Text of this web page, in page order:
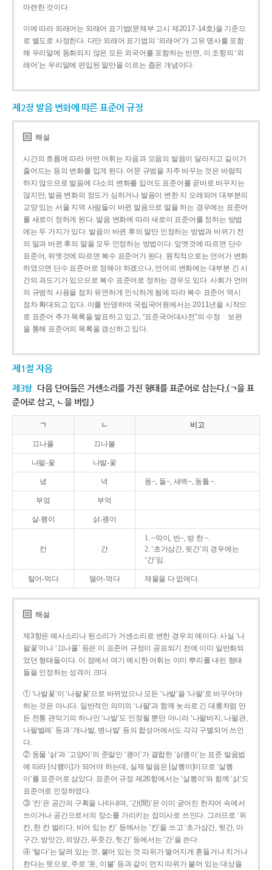
마련한 것이다.
이에 따라 외래어는 외래어 표기법(문체부 고시 제2017-14호)을 기준으
로 별도로 사정한다. 다만 외래어 표기법의 ‘외래어’가 고유 명사를 포함
해 우리말에 동화되지 않은 모든 외국어를 포함하는 반면, 이 조항의 ‘외
래어’는 우리말에 편입된 말만을 이르는 좁은 개념이다.
제2장 발음 변화에 따른 표준어 규정
해설
시간의 흐름에 따라 어떤 어휘는 자음과 모음의 발음이 달라지고 길이가
줄어드는 등의 변화를 입게 된다. 어문 규범을 자주 바꾸는 것은 바람직
하지 않으므로 발음에 다소의 변화를 입어도 표준어를 곧바로 바꾸지는
않지만, 발음 변화의 정도가 심하거나 발음이 변한 지 오래되어 대부분의
교양 있는 서울 지역 사람들이 바뀐 발음으로 말을 하는 경우에는 표준어
를 새로이 정하게 된다. 발음 변화에 따라 새로이 표준어를 정하는 방법
에는 두 가지가 있다. 발음이 바뀐 후의 말만 인정하는 방법과 바뀌기 전
의 말과 바뀐 후의 말을 모두 인정하는 방법이다. 앞엣것에 따르면 단수
표준어, 뒤엣것에 따르면 복수 표준어가 된다. 원칙적으로는 언어가 변화
하였으면 단수 표준어로 정해야 하겠으나, 언어의 변화에는 대부분 긴 시
간의 과도기가 있으므로 복수 표준어로 정하는 경우도 있다. 사회가 언어
의 규범적 사용을 점차 유연하게 인식하게 됨에 따라 복수 표준어 역시
점차 확대되고 있다. 이를 반영하여 국립국어원에서는 2011년을 시작으
로 표준어 추가 목록을 발표하고 있고, “표준국어대사전”의 수정ㆍ보완
을 통해 표준어의 목록을 갱신하고 있다.
제1절 자음
제3항 다음 단어들은 거센소리를 가진 형태를 표준어로 삼는다.(ㄱ을 표
준어로 삼고, ㄴ을 버림.)
ㄱ ㄴ 비고
끄나풀 끄나불
나팔-꽃 나발-꽃
녘 녁 동~, 들~, 새벽~, 동틀 ~.
부엌 부억
살-쾡이 삵-괭이
칸 간
1. ~막이, 빈~, 방 한 ~.
2. ‘초가삼간, 윗간’의 경우에는
‘간’임.
털어-먹다 떨어-먹다 재물을 다 없애다.
해설
제3항은 예사소리나 된소리가 거센소리로 변한 경우의 예이다. 사실 ‘나
팔꽃’이나 ‘끄나풀’ 등은 이 표준어 규정이 공표되기 전에 이미 일반화되
었던 형태들이다. 이 점에서 여기 예시한 어휘는 이미 뿌리를 내린 형태
들을 인정하는 성격이 크다.
① ‘나발꽃’이 ‘나팔꽃’으로 바뀌었으나 모든 ‘나발’을 ‘나팔’로 바꾸어야
하는 것은 아니다. 일반적인 의미의 ‘나팔’과 함께 놋쇠로 긴 대롱처럼 만
든 전통 관악기의 하나인 ‘나발’도 인정될 뿐만 아니라 ‘나팔바지, 나팔관,
나팔벌레’ 등과 ‘개나발, 병나발’ 등의 합성어에서도 각각 구별되어 쓰인
다.
② 동물 ‘삵’과 ‘고양이’의 준말인 ‘괭이’가 결합한 ‘삵괭이’는 표준 발음법
에 따라 [삭꽹이]가 되어야 하는데, 실제 발음은 [살쾡이]이므로 ‘살쾡
이’를 표준어로 삼았다. 표준어 규정 제26항에서는 ‘살쾡이’와 함께 ‘삵’도
표준어로 인정하였다.
③ ‘칸’은 공간의 구획을 나타내며, ‘간(間)’은 이미 굳어진 한자어 속에서
쓰이거나 공간으로서의 장소를 가리키는 접미사로 쓰인다. 그러므로 ‘위
칸, 한 칸 벌리다, 비어 있는 칸’ 등에서는 ‘칸’을 쓰고 ‘초가삼간, 뒷간, 마
구간, 방앗간, 외양간, 푸줏간, 헛간’ 등에서는 ‘간’을 쓴다.
④ ‘털다’는 달려 있는 것, 붙어 있는 것 따위가 떨어지게 흔들거나 치거나
한다는 뜻으로, 주로 ‘옷, 이불’ 등과 같이 먼지 따위가 붙어 있는 대상을